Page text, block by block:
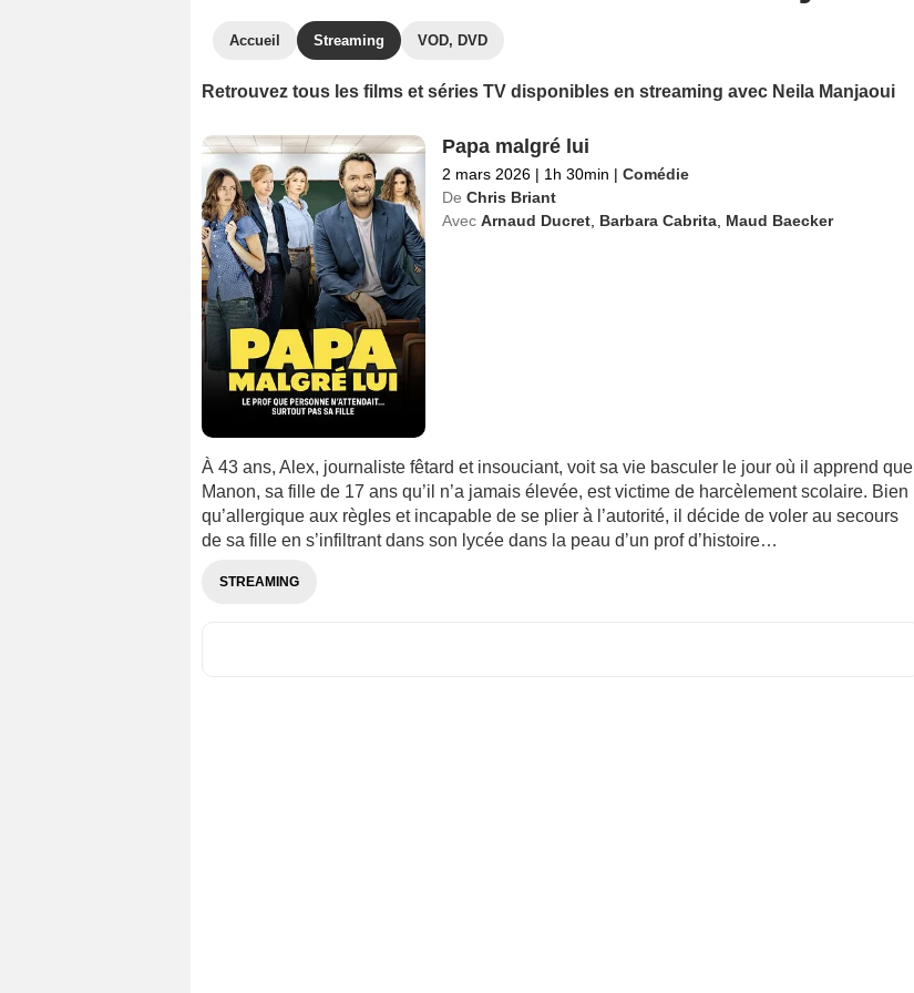
Accueil Streaming VOD, DVD
Retrouvez tous les films et séries TV disponibles en streaming avec Neila Manjaoui
Papa malgré lui
2 mars 2026 | 1h 30min | Comédie
De Chris Briant
Avec Arnaud Ducret, Barbara Cabrita, Maud Baecker
À 43 ans, Alex, journaliste fêtard et insouciant, voit sa vie basculer le jour où il apprend que
Manon, sa fille de 17 ans qu’il n’a jamais élevée, est victime de harcèlement scolaire. Bien
qu’allergique aux règles et incapable de se plier à l’autorité, il décide de voler au secours
de sa fille en s’infiltrant dans son lycée dans la peau d’un prof d’histoire…
STREAMING